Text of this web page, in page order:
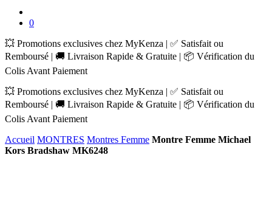
0
💥 Promotions exclusives chez MyKenza | ✅ Satisfait ou
Remboursé | 🚚 Livraison Rapide & Gratuite | 📦 Vérification du
Colis Avant Paiement
💥 Promotions exclusives chez MyKenza | ✅ Satisfait ou
Remboursé | 🚚 Livraison Rapide & Gratuite | 📦 Vérification du
Colis Avant Paiement
Accueil MONTRES Montres Femme Montre Femme Michael
Kors Bradshaw MK6248